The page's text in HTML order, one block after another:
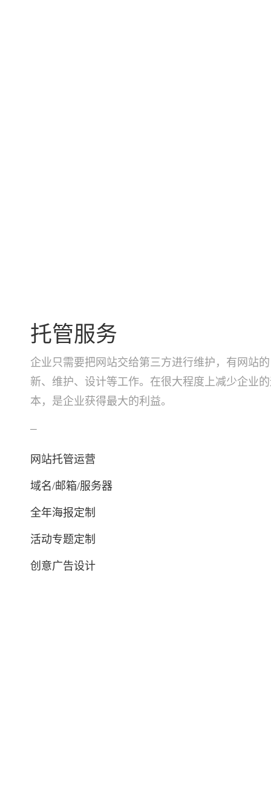
托管服务
企业只需要把网站交给第三方进行维护，有网站
新、维护、设计等工作。在很大程度上减少企业
本，是企业获得最大的利益。
—
网站托管运营
域名/邮箱/服务器
全年海报定制
活动专题定制
创意广告设计